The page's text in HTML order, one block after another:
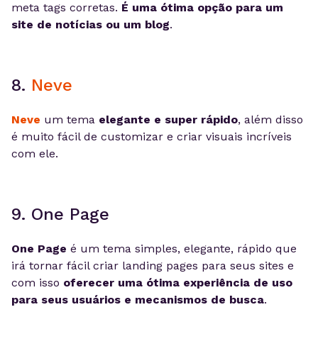
meta tags corretas. É uma ótima opção para um
site de notícias ou um blog.
8. Neve
Neve um tema elegante e super rápido, além disso
é muito fácil de customizar e criar visuais incríveis
com ele.
9. One Page
One Page é um tema simples, elegante, rápido que
irá tornar fácil criar landing pages para seus sites e
com isso oferecer uma ótima experiência de uso
para seus usuários e mecanismos de busca.